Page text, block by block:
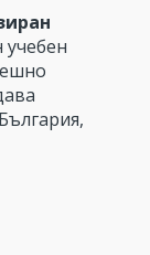
учебен